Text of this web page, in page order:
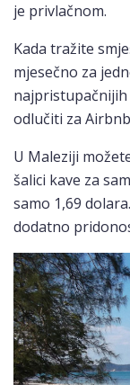
je privlačnom.
Kada tražite
mjesečno za
najpristupačnijih
odlučiti za
U Maleziji
šalici kave za
samo 1,69
dodatno